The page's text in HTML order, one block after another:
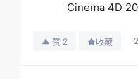
Cinema 4D
赞 2 收藏